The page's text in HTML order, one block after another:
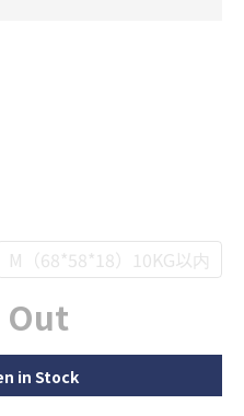
M（68*58*18）10KG以内
Out
in Stock